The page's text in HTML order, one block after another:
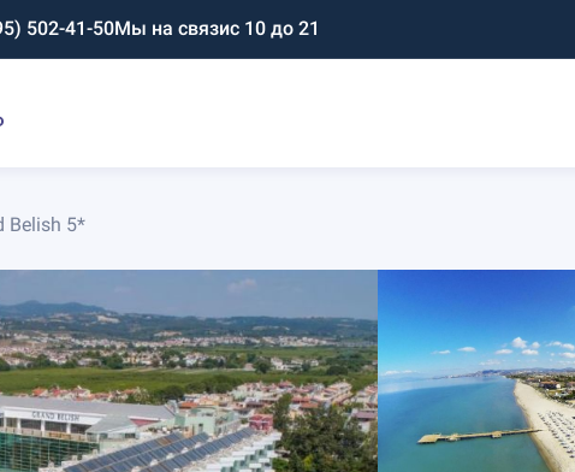
502-41-50Мы на связис 10 до 21
Belish 5*